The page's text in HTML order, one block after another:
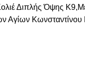
Διπλής Όψης
Αγίων Κωνσταντίνου